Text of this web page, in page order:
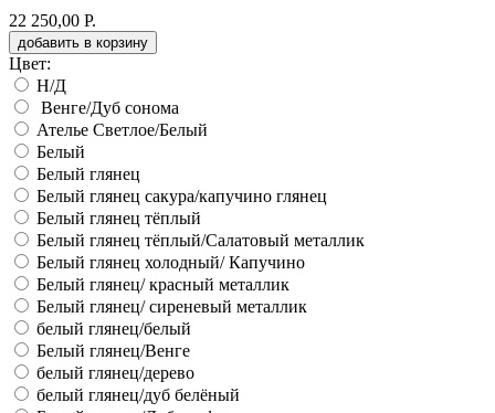
22 250,00 Р.
добавить в корзину
Цвет:
Н/Д
Венге/Дуб сонома
Ателье Светлое/Белый
Белый
Белый глянец
Белый глянец сакура/капучино глянец
Белый глянец тёплый
Белый глянец тёплый/Салатовый металлик
Белый глянец холодный/ Капучино
Белый глянец/ красный металлик
Белый глянец/ сиреневый металлик
белый глянец/белый
Белый глянец/Венге
белый глянец/дерево
белый глянец/дуб белёный